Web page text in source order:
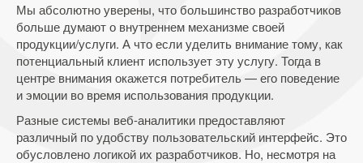
Мы абсолютно уверены, что большинство разработчиков
больше думают о внутреннем механизме своей
продукции/услуги. А что если уделить внимание тому, как
потенциальный клиент использует эту услугу. Тогда в
центре внимания окажется потребитель — его поведение
и эмоции во время использования продукции.
Разные системы веб-аналитики предоставляют
различный по удобству пользовательский интерфейс. Это
обусловлено логикой их разработчиков. Но, несмотря на